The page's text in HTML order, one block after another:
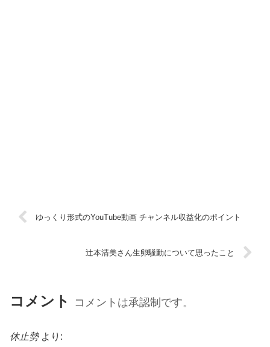
ゆっくり形式のYouTube動画 チャンネル収益化のポイント
辻本清美さん生卵騒動について思ったこと
コメント コメントは承認制です。
休止勢 より: